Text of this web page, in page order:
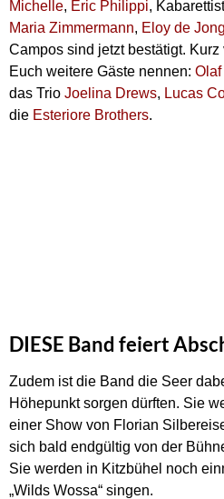
Michelle, Eric Philippi,
Maria Zimmermann, Eloy de Jong
Campos sind jetzt bestätigt.
Euch weitere Gäste nennen:
das Trio Joelina Drews, Lucas
die Esteriore Brothers.
DIESE Band feiert
Zudem ist die Band die Seer
Höhepunkt sorgen dürften. Sie
einer Show von Florian
sich bald endgültig von der
Sie werden in Kitzbühel noch
„Wilds Wossa“ singen.